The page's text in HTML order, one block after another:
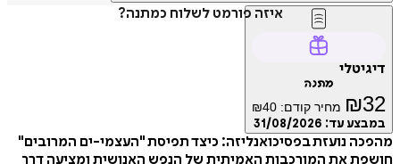
איזה פורמט לשלוח כמתנה?
דיגיטלי
מתנה
₪32 מחיר קודם: ₪40
במבצע עד: 31/08/2026
מהפכה נועזת בפסיכואנליזה: כיצד תפיסת "העצמי-ים המרובים"
חושפת את המורכבות האמיתית של הנפש האנושית ומציעה דרך